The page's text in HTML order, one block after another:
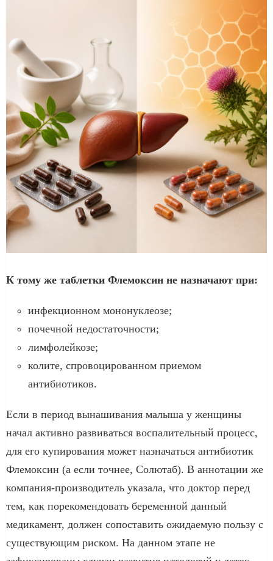
К тому же таблетки Флемоксин не назначают при:
инфекционном мононуклеозе;
почечной недостаточности;
лимфолейкозе;
колите, спровоцированном приемом
антибиотиков.
Если в период вынашивания малыша у женщины
начал активно развиваться воспалительный процесс,
для его купирования может назначаться антибиотик
Флемоксин (а если точнее, Солютаб). В аннотации же
компания-производитель указала, что доктор перед
тем, как порекомендовать беременной данный
медикамент, должен сопоставить ожидаемую пользу с
существующим риском. На данном этапе не